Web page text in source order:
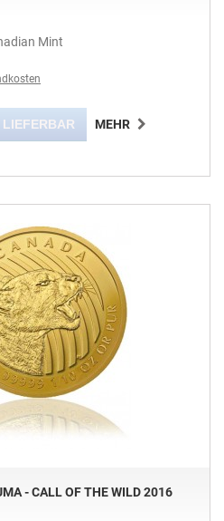
Mint
MEHR
- CALL OF THE WILD 2016